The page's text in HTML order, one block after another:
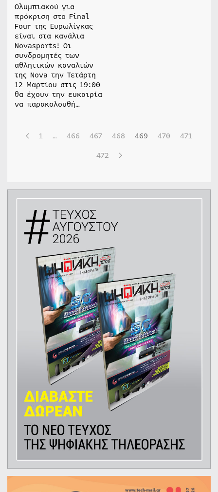
Ολυμπιακού για
πρόκριση στο Final
Four της Ευρωλίγκας
είναι στα κανάλια
Novasports! Οι
συνδρομητές των
αθλητικών καναλιών
της Nova την Τετάρτη
12 Μαρτίου στις 19:00
θα έχουν την ευκαιρία
να παρακολουθή…
1 … 466 467 468 469 470
471
472